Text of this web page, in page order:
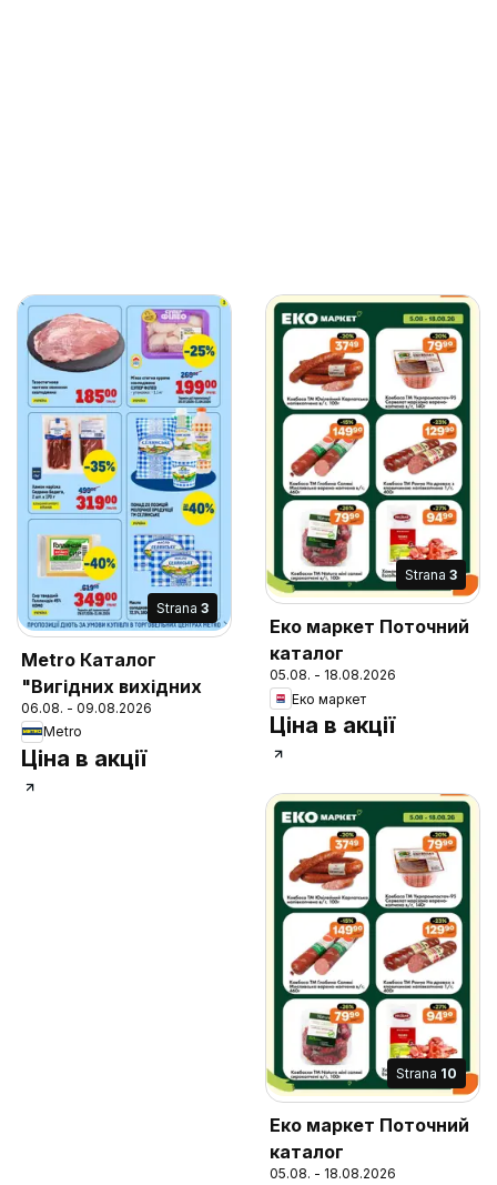
Strana 3
Metro Каталог
"Вигідних вихідних
06.08. - 09.08.2026
Metro
Ціна в акції
Strana 3
Еко маркет Поточний
каталог
05.08. - 18.08.2026
Еко маркет
Ціна в акції
Strana 10
Еко маркет Поточний
каталог
05.08. - 18.08.2026